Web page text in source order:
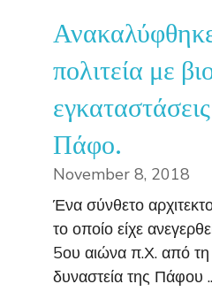
πολιτεία με
Πάφο.
November 8, 2018
Ένα σύνθετο
το οποίο είχε
5ου αιώνα π.Χ. από τη
δυναστεία της Πάφου